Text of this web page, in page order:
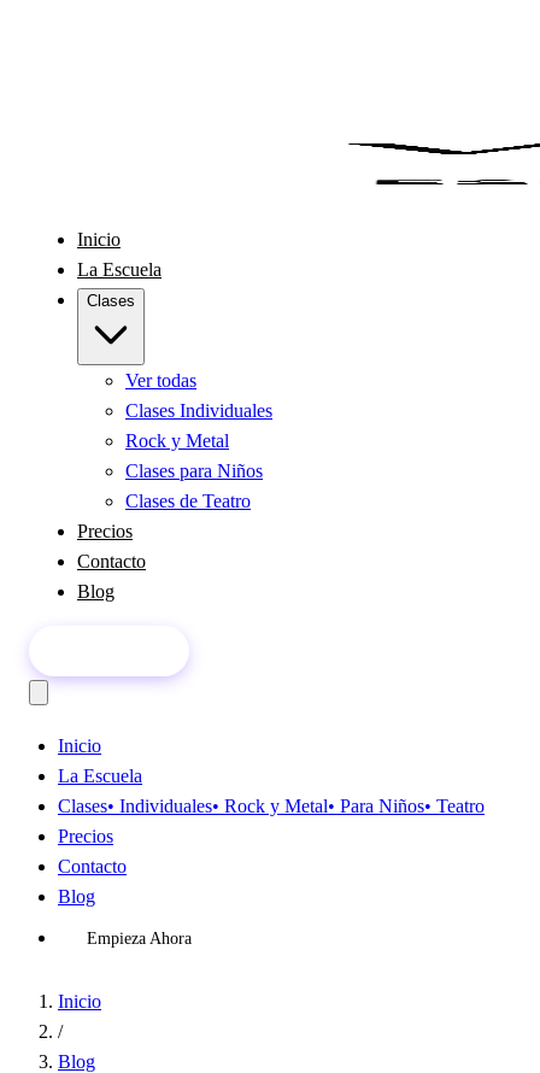
Inicio
La Escuela
Clases
Ver todas
Clases Individuales
Rock y Metal
Clases para Niños
Clases de Teatro
Precios
Contacto
Blog
Inicio
La Escuela
Clases• Individuales• Rock y Metal• Para Niños• Teatro
Precios
Contacto
Blog
Empieza Ahora
Inicio
/
Blog